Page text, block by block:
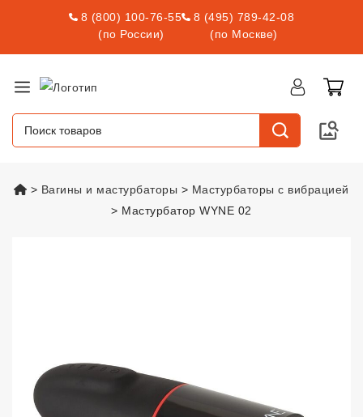
8 (800) 100-76-55
(по России)
8 (495) 789-42-08
(по Москве)
vsexshop.ru
Вагины и мастурбаторы
Мастурбаторы с вибрацией
Мастурбатор WYNE 02